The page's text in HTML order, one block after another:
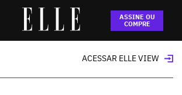
ASSINE OU
COMPRE
Para Cif, o uso do palavrão tá liberado!
ACESSAR ELLE VIEW